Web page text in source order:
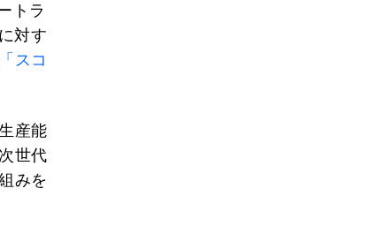
トラ
に対す
「スコ
産能
世代
みを